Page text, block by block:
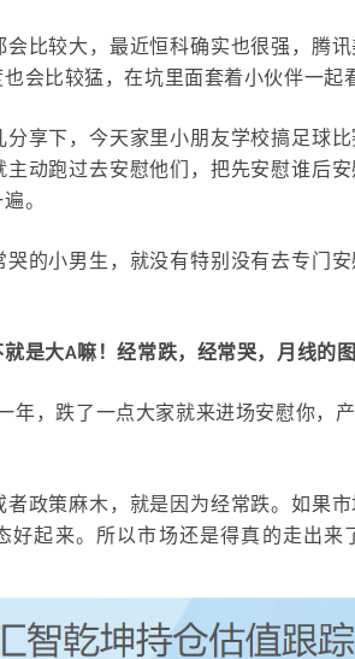
比较大，最近恒科确实也很强，腾
会比较猛，在坑里面套着小伙伴一起
享下，今天家里小朋友学校搞足球
动跑过去安慰他们，把先安慰谁后
。
的小男生，就没有特别没有去专门
是大A嘛！经常跌，经常哭，月线的
年，跌了一点大家就来进场安慰你，
政策麻木，就是因为经常跌。如果
好起来。所以市场还是得真的走出来